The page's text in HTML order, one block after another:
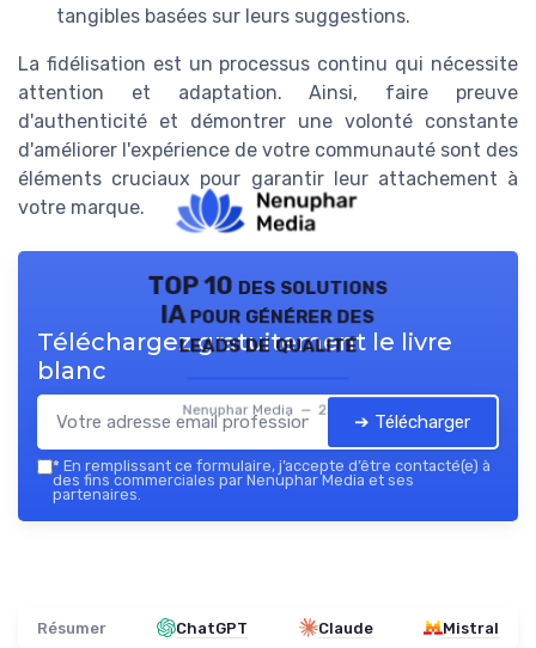
tangibles basées sur leurs suggestions.
La fidélisation est un processus continu qui nécessite
attention et adaptation. Ainsi, faire preuve
d'authenticité et démontrer une volonté constante
d'améliorer l'expérience de votre communauté sont des
éléments cruciaux pour garantir leur attachement à
votre marque.
TOP 10 des solutions
IA pour générer des
leads de qualité
Nenuphar Media — 2026
Téléchargez gratuitement le livre
blanc
➔ Télécharger
* En remplissant ce formulaire, j’accepte d’être contacté(e) à
des fins commerciales par Nenuphar Media et ses
partenaires.
Résumer ChatGPT Claude Mistral